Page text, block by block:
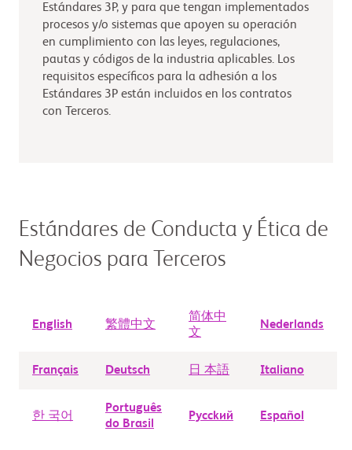
Estándares 3P, y para que tengan implementados
procesos y/o sistemas que apoyen su operación
en cumplimiento con las leyes, regulaciones,
pautas y códigos de la industria aplicables. Los
requisitos específicos para la adhesión a los
Estándares 3P están incluidos en los contratos
con Terceros.
Estándares de Conducta y Ética de
Negocios para Terceros
English 繁體中文
简体中
文
Nederlands
Français Deutsch 日 本語 Italiano
한 국어
Português
do Brasil
Рycckий Español